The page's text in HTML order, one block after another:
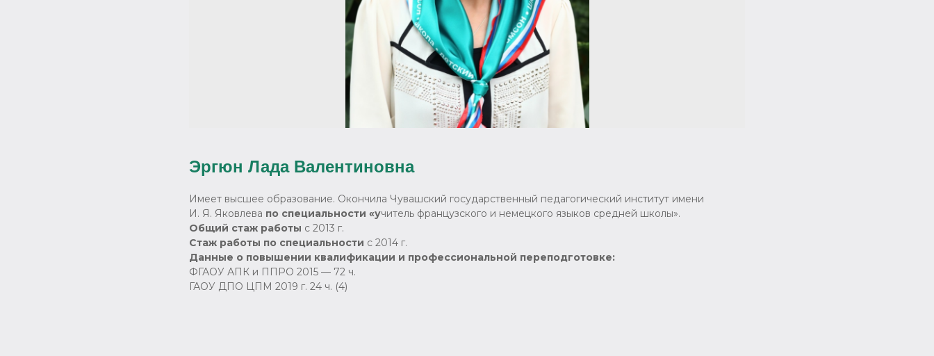
Эргюн Лада Валентиновна
Имеет высшее образование. Окончила Чувашский государственный педагогический институт имени
И. Я. Яковлева по специальности «учитель французского и немецкого языков средней школы».
Общий стаж работы с 2013 г.
Стаж работы по специальности с 2014 г.
Данные о повышении квалификации и профессиональной переподготовке:
ФГАОУ АПК и ППРО 2015 — 72 ч.
ГАОУ ДПО ЦПМ 2019 г. 24 ч. (4)